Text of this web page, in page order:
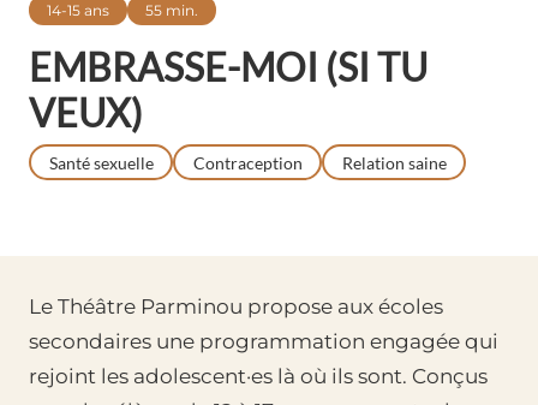
EMBRASSE-MOI (SI TU
VEUX)
Santé sexuelle Contraception Relation saine
14-15 ans 55 min.
Le Théâtre Parminou propose aux écoles
secondaires une programmation engagée qui
rejoint les adolescent·es là où ils sont. Conçus